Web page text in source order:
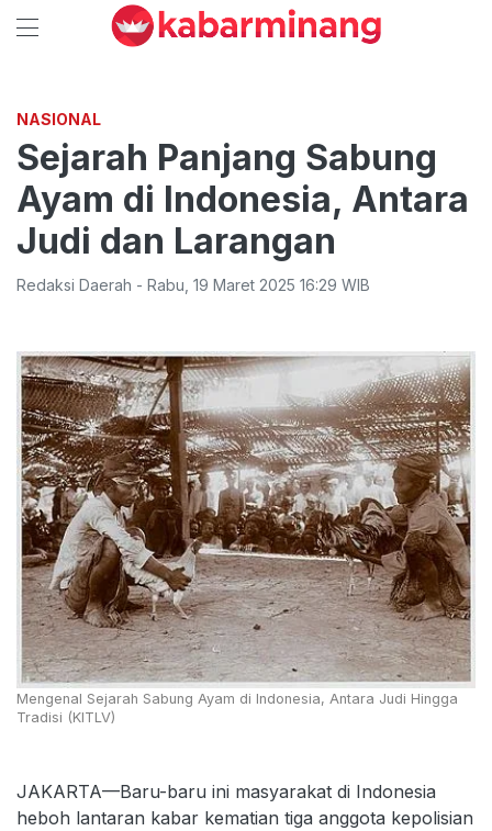
NASIONAL
Sejarah Panjang Sabung
Ayam di Indonesia, Antara
Judi dan Larangan
Redaksi Daerah - Rabu 19 Maret 2025 16:29 WIB
Mengenal Sejarah Sabung Ayam di Indonesia, Antara Judi Hingga
Tradisi (KITLV)
JAKARTA—Baru-baru ini masyarakat di Indonesia
heboh lantaran kabar kematian tiga anggota kepolisian